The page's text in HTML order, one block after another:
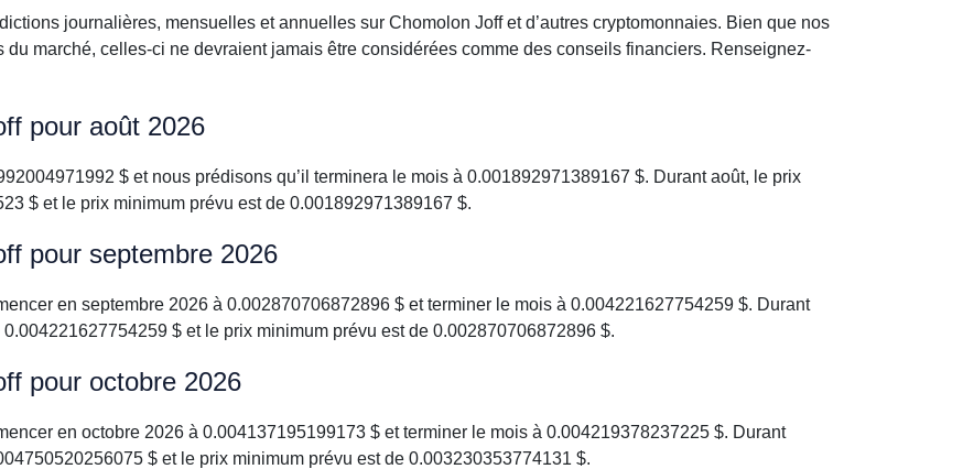
journalières, mensuelles et annuelles sur Chomolon Joff et d’autres cryptomonnaies. Bien que nos
marché, celles-ci ne devraient jamais être considérées comme des conseils financiers. Renseignez-
pour août 2026
$ et nous prédisons qu’il terminera le mois à 0.001892971389167 $. Durant août, le prix
$ et le prix minimum prévu est de 0.001892971389167 $.
pour septembre 2026
en septembre 2026 à 0.002870706872896 $ et terminer le mois à 0.004221627754259 $. Durant
$ et le prix minimum prévu est de 0.002870706872896 $.
pour octobre 2026
en octobre 2026 à 0.004137195199173 $ et terminer le mois à 0.004219378237225 $. Durant
$ et le prix minimum prévu est de 0.003230353774131 $.